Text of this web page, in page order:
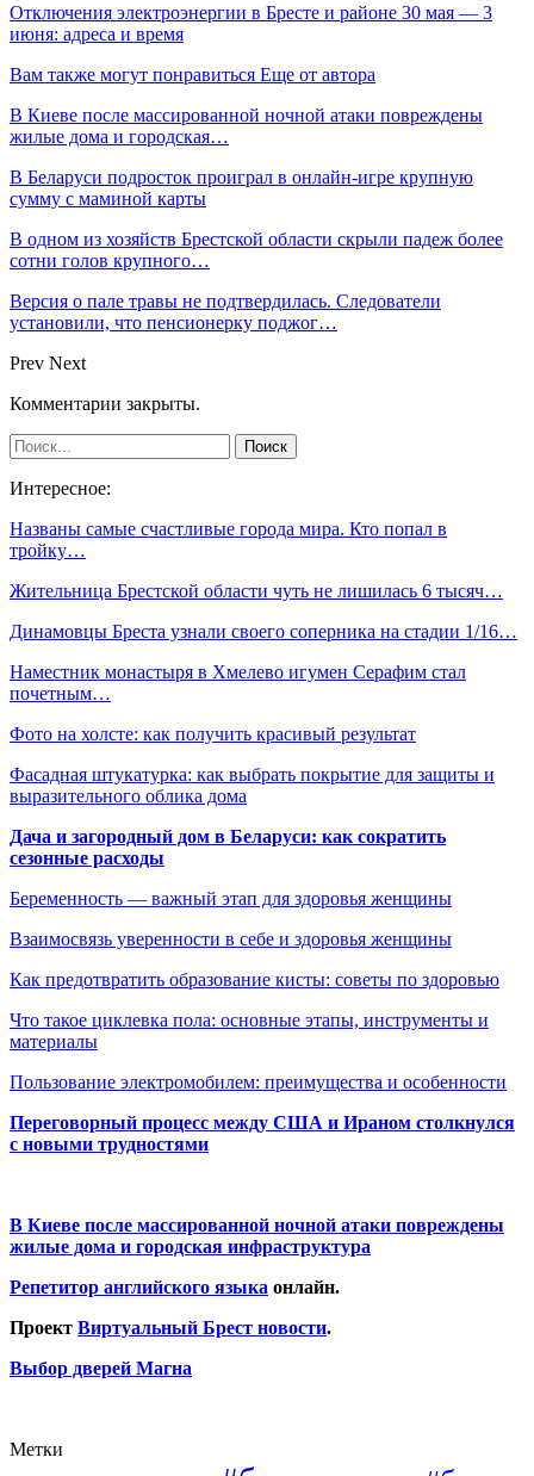
Отключения электроэнергии в Бресте и районе 30 мая — 3
июня: адреса и время
Вам также могут понравиться Еще от автора
В Киеве после массированной ночной атаки повреждены
жилые дома и городская…
В Беларуси подросток проиграл в онлайн-игре крупную
сумму с маминой карты
В одном из хозяйств Брестской области скрыли падеж более
сотни голов крупного…
Версия о пале травы не подтвердилась. Следователи
установили, что пенсионерку поджог…
Prev Next
Комментарии закрыты.
Интересное:
Названы самые счастливые города мира. Кто попал в
тройку…
Жительница Брестской области чуть не лишилась 6 тысяч…
Динамовцы Бреста узнали своего соперника на стадии 1/16…
Наместник монастыря в Хмелево игумен Серафим стал
почетным…
Фото на холсте: как получить красивый результат
Фасадная штукатурка: как выбрать покрытие для защиты и
выразительного облика дома
Дача и загородный дом в Беларуси: как сократить
сезонные расходы
Беременность — важный этап для здоровья женщины
Взаимосвязь уверенности в себе и здоровья женщины
Как предотвратить образование кисты: советы по здоровью
Что такое циклевка пола: основные этапы, инструменты и
материалы
Пользование электромобилем: преимущества и особенности
Переговорный процесс между США и Ираном столкнулся
с новыми трудностями
В Киеве после массированной ночной атаки повреждены
жилые дома и городская инфраструктура
Репетитор английского языка онлайн.
Проект Виртуальный Брест новости.
Выбор дверей Магна
Метки